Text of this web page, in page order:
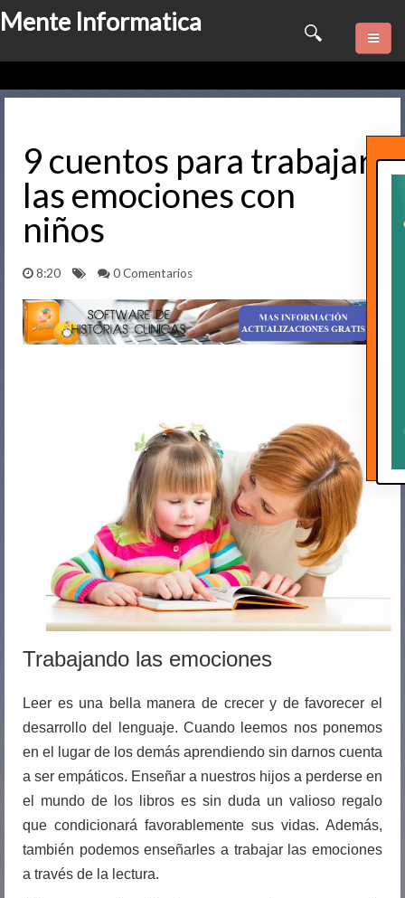
Mente Informatica
Quienes somos
Consulta Online
Software
Marketing
Series
9 cuentos para trabajar
las emociones con
niños
8:20 0 Comentarios
Trabajando las emociones
Leer es una bella manera de crecer y de favorecer el
desarrollo del lenguaje. Cuando leemos nos ponemos
en el lugar de los demás aprendiendo sin darnos cuenta
a ser empáticos. Enseñar a nuestros hijos a perderse en
el mundo de los libros es sin duda un valioso regalo
que condicionará favorablemente sus vidas. Además,
también podemos enseñarles a trabajar las emociones
a través de la lectura.